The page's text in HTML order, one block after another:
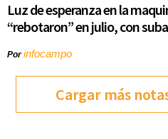
Luz de esperanza en la
“rebotaron” en julio, con
Porinfocampo
Cargar más